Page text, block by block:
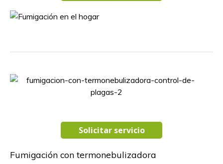
Solicitar servicio
Fumigación con termonebulizadora